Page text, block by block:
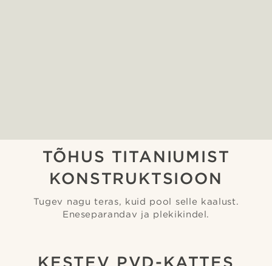
TÕHUS TITANIUMIST
KONSTRUKTSIOON
Tugev nagu teras, kuid pool selle kaalust.
Eneseparandav ja plekikindel.
KESTEV PVD-KATTES